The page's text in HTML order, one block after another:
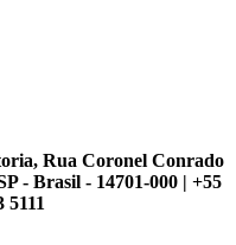
Rua Coronel Conrado
- Brasil - 14701-000 | +55
5111